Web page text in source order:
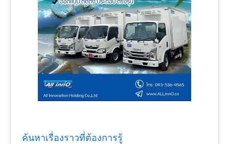
ค้นหาเรื่องราวที่ต้องการรู้